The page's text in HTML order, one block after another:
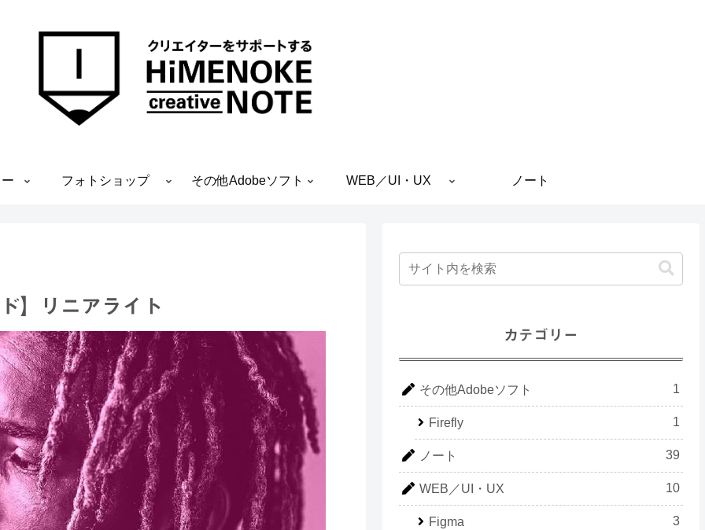
フォトショップ その他Adobeソフト WEB／UI・UX ノート
】リニアライト
カテゴリー
その他Adobeソフト 1
Firefly 1
ノート 39
WEB／UI・UX 10
Figma 3